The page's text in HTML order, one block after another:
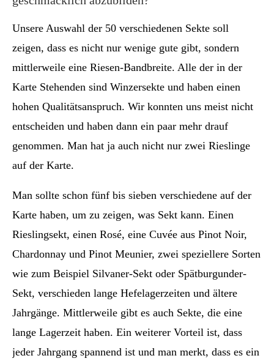
Unsere Auswahl der 50 verschiedenen Sekte soll
zeigen, dass es nicht nur wenige gute gibt, sondern
mittlerweile eine Riesen-Bandbreite. Alle der in der
Karte Stehenden sind Winzersekte und haben einen
hohen Qualitätsanspruch. Wir konnten uns meist nicht
entscheiden und haben dann ein paar mehr drauf
genommen. Man hat ja auch nicht nur zwei Rieslinge
auf der Karte.
Man sollte schon fünf bis sieben verschiedene auf der
Karte haben, um zu zeigen, was Sekt kann. Einen
Rieslingsekt, einen Rosé, eine Cuvée aus Pinot Noir,
Chardonnay und Pinot Meunier, zwei speziellere Sorten
wie zum Beispiel Silvaner-Sekt oder Spätburgunder-
Sekt, verschieden lange Hefelagerzeiten und ältere
Jahrgänge. Mittlerweile gibt es auch Sekte, die eine
lange Lagerzeit haben. Ein weiterer Vorteil ist, dass
jeder Jahrgang spannend ist und man merkt, dass es ein